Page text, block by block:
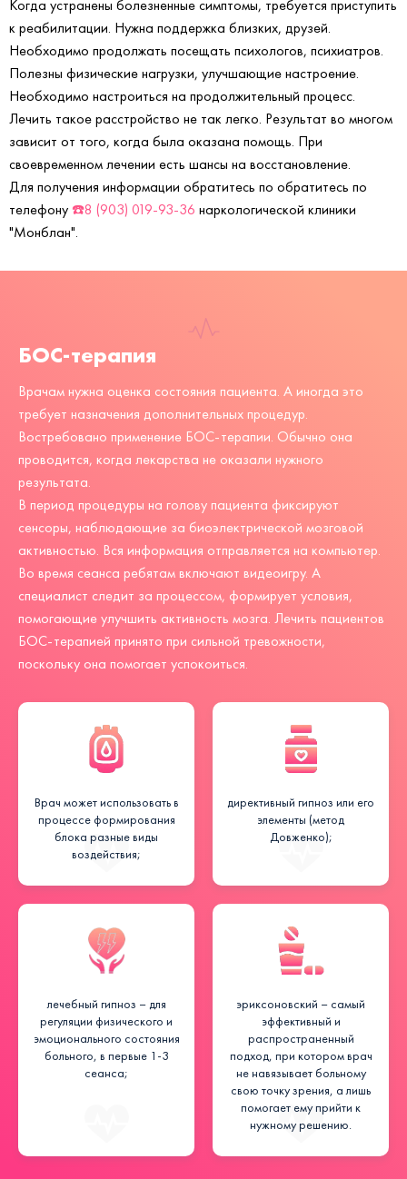
Когда устранены болезненные симптомы, требуется приступить
к реабилитации. Нужна поддержка близких, друзей.
Необходимо продолжать посещать психологов, психиатров.
Полезны физические нагрузки, улучшающие настроение.
Необходимо настроиться на продолжительный процесс.
Лечить такое расстройство не так легко. Результат во многом
зависит от того, когда была оказана помощь. При
своевременном лечении есть шансы на восстановление.
Для получения информации обратитесь по обратитесь по
телефону ☎️8 (903) 019-93-36 наркологической клиники
"Монблан".
БОС-терапия
Врачам нужна оценка состояния пациента. А иногда это
требует назначения дополнительных процедур.
Востребовано применение БОС-терапии. Обычно она
проводится, когда лекарства не оказали нужного
результата.
В период процедуры на голову пациента фиксируют
сенсоры, наблюдающие за биоэлектрической мозговой
активностью. Вся информация отправляется на компьютер.
Во время сеанса ребятам включают видеоигру. А
специалист следит за процессом, формирует условия,
помогающие улучшить активность мозга. Лечить пациентов
БОС-терапией принято при сильной тревожности,
поскольку она помогает успокоиться.
Врач может использовать в
процессе формирования
блока разные виды
воздействия;
директивный гипноз или его
элементы (метод
Довженко);
лечебный гипноз – для
регуляции физического и
эмоционального состояния
больного, в первые 1-3
сеанса;
эриксоновский – самый
эффективный и
распространенный
подход, при котором врач
не навязывает больному
свою точку зрения, а лишь
помогает ему прийти к
нужному решению.